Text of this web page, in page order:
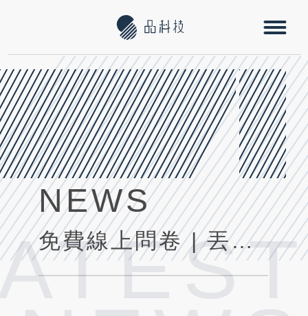
NEWS
免費線上問卷 | 丟掉紙本 輕鬆做調查